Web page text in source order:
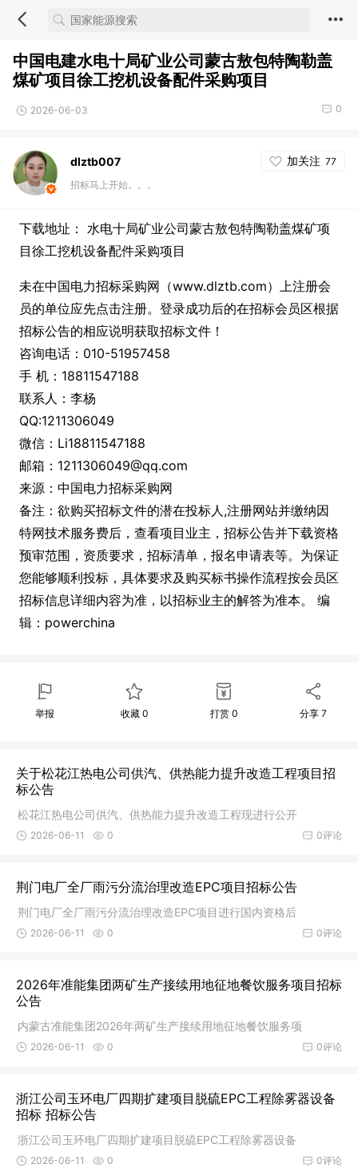
中国电建水电十局矿业公司蒙古敖包特陶勒盖
煤矿项目徐工挖机设备配件采购项目
2026-06-03 0
dlztb007 加关注 77
招标马上开始。。。
下载地址： 水电十局矿业公司蒙古敖包特陶勒盖煤矿项
目徐工挖机设备配件采购项目
未在中国电力招标采购网（www.dlztb.com）上注册会
员的单位应先点击注册。登录成功后的在招标会员区根据
招标公告的相应说明获取招标文件！
咨询电话：010-51957458
手 机：18811547188
联系人：李杨
QQ:1211306049
微信：Li18811547188
邮箱：1211306049@qq.com
来源：中国电力招标采购网
备注：欲购买招标文件的潜在投标人,注册网站并缴纳因
特网技术服务费后，查看项目业主，招标公告并下载资格
预审范围，资质要求，招标清单，报名申请表等。为保证
您能够顺利投标，具体要求及购买标书操作流程按会员区
招标信息详细内容为准，以招标业主的解答为准本。 编
辑：powerchina
举报 收藏 0 打赏 0 分享 7
关于松花江热电公司供汽、供热能力提升改造工程项目招
标公告
松花江热电公司供汽、供热能力提升改造工程现进行公开
0评论
2026-06-11 0
荆门电厂全厂雨污分流治理改造EPC项目招标公告
荆门电厂全厂雨污分流治理改造EPC项目进行国内资格后
0评论
2026-06-11 0
2026年准能集团两矿生产接续用地征地餐饮服务项目招标
公告
内蒙古准能集团2026年两矿生产接续用地征地餐饮服务项
0评论
2026-06-11 0
浙江公司玉环电厂四期扩建项目脱硫EPC工程除雾器设备
招标 招标公告
浙江公司玉环电厂四期扩建项目脱硫EPC工程除雾器设备
0评论
2026-06-11 0